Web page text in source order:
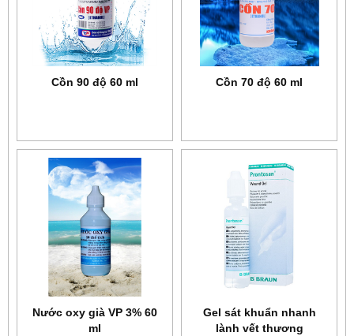
Cồn 90 độ 60 ml Cồn 70 độ 60 ml
Nước oxy già VP 3% 60
ml
Gel sát khuẩn nhanh
lành vết thương